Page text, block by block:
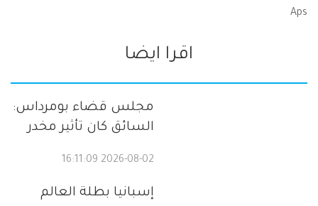
Aps
اقرا ايضا
مجلس قضاء بومرداس:
السائق كان تأثير مخدر
2026-08-02 16:11:09
إسبانيا بطلة العالم